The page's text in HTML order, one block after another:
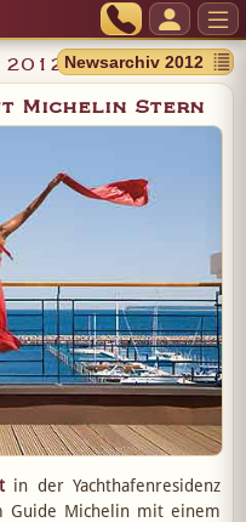
Michelin Stern
in der Yachthafenresidenz
Guide Michelin mit einem